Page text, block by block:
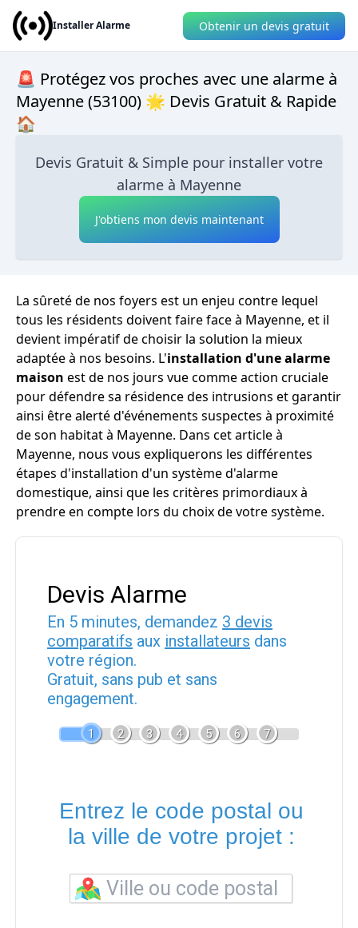
Installer Alarme Obtenir un devis gratuit
🚨 Protégez vos proches avec une alarme à
Mayenne (53100) 🌟 Devis Gratuit & Rapide
🏠
Devis Gratuit & Simple pour installer votre
alarme à Mayenne
J'obtiens mon devis maintenant
La sûreté de nos foyers est un enjeu contre lequel
tous les résidents doivent faire face à Mayenne, et il
devient impératif de choisir la solution la mieux
adaptée à nos besoins. L'installation d'une alarme
maison est de nos jours vue comme action cruciale
pour défendre sa résidence des intrusions et garantir
ainsi être alerté d'événements suspectes à proximité
de son habitat à Mayenne. Dans cet article à
Mayenne, nous vous expliquerons les différentes
étapes d'installation d'un système d'alarme
domestique, ainsi que les critères primordiaux à
prendre en compte lors du choix de votre système.
Devis Alarme
En 5 minutes, demandez 3 devis
comparatifs aux installateurs dans
votre région.
Gratuit, sans pub et sans
engagement.
1 2 3 4 5 6 7
Entrez le code postal ou
la ville de votre projet :